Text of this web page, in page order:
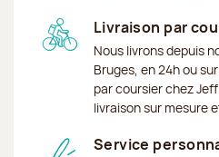
Livraison par
Nous livrons depuis
Bruges, en 24h ou
par coursier chez
livraison sur mesure
Service